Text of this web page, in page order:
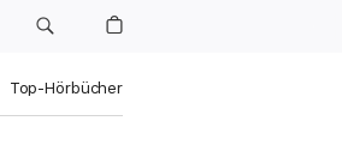
Top-Hörbücher